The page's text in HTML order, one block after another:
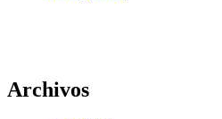
Archivos